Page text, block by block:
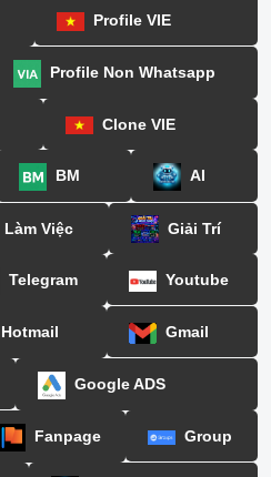
Profile VIE
Profile Non Whatsapp
Clone VIE
BM AI
Làm Việc Giải Trí
Telegram Youtube
Hotmail Gmail
Google ADS
Fanpage Group